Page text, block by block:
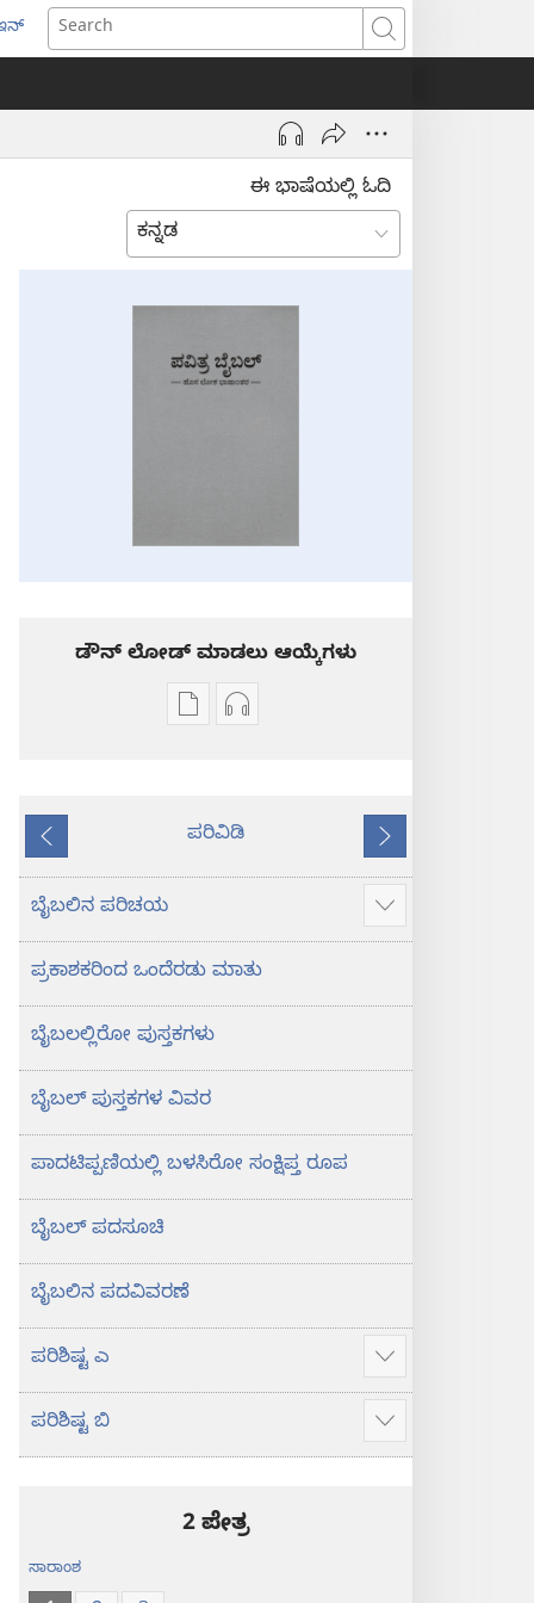
Search
ಈ ಭಾಷೆಯಲ್ಲಿ ಓದಿ
ಡೌನ್ ಲೋಡ್ ಮಾಡಲು ಆಯ್ಕೆಗಳು
ಪ್ರಕಾಶನ
ಬೈಬಲ್‌-
ಆಡಿಯೋ
ಬೈಬಲ್‌-
ಹಿಂದಿನದು
ಪರಿವಿಡಿ
ಮುಂದೆ
ಬೈಬಲಿನ ಪರಿಚಯ
ಹೆಚ್ಚು
ಮಾಹಿತಿ
ಪ್ರಕಾಶಕರಿಂದ ಒಂದೆರಡು ಮಾತು
ಬೈಬಲಲ್ಲಿರೋ ಪುಸ್ತಕಗಳು
ಬೈಬಲ್‌ ಪುಸ್ತಕಗಳ ವಿವರ
ಪಾದಟಿಪ್ಪಣಿಯಲ್ಲಿ ಬಳಸಿರೋ ಸಂಕ್ಷಿಪ್ತ ರೂಪ
ಬೈಬಲ್‌ ಪದಸೂಚಿ
ಬೈಬಲಿನ ಪದವಿವರಣೆ
ಪರಿಶಿಷ್ಟ ಎ
ಹೆಚ್ಚು
ಮಾಹಿತಿ
ತೋರಿಸು
ಪರಿಶಿಷ್ಟ ಬಿ
ಹೆಚ್ಚು
ಮಾಹಿತಿ
2 ಪೇತ್ರ
ಸಾರಾಂಶ